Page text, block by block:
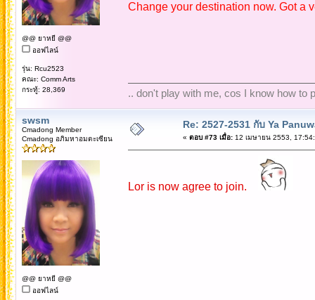
@@ ยาหยี @@
ออฟไลน์
รุ่น: Rcu2523
คณะ: Comm Arts
กระทู้: 28,369
Change your destination now. Got a
.. don't play with me, cos I know how to
swsm
Cmadong Member
Cmadong อภิมหาอมตะเซียน
@@ ยาหยี @@
ออฟไลน์
Re: 2527-2531 กับ Ya
« ตอบ #73 เมื่อ:12 เมษายน 2553,
Lor is now agree to join.